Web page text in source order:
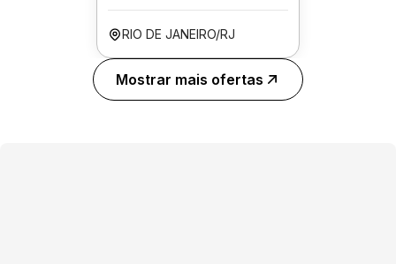
RIO DE JANEIRO/RJ
Mostrar mais ofertas